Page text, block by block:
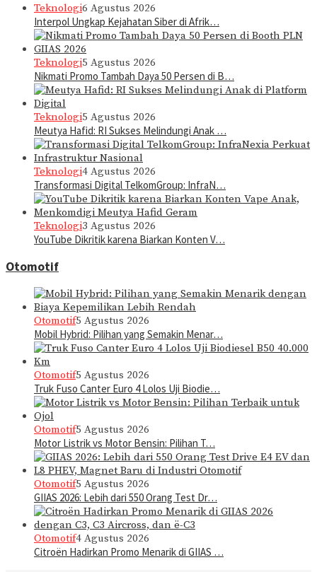
Teknologi6 Agustus 2026
Interpol Ungkap Kejahatan Siber di Afrik…
Teknologi5 Agustus 2026
Nikmati Promo Tambah Daya 50 Persen di B…
Teknologi5 Agustus 2026
Meutya Hafid: RI Sukses Melindungi Anak …
Teknologi4 Agustus 2026
Transformasi Digital TelkomGroup: InfraN…
Teknologi3 Agustus 2026
YouTube Dikritik karena Biarkan Konten V…
Otomotif
Otomotif5 Agustus 2026
Mobil Hybrid: Pilihan yang Semakin Menar…
Otomotif5 Agustus 2026
Truk Fuso Canter Euro 4 Lolos Uji Biodie…
Otomotif5 Agustus 2026
Motor Listrik vs Motor Bensin: Pilihan T…
Otomotif5 Agustus 2026
GIIAS 2026: Lebih dari 550 Orang Test Dr…
Otomotif4 Agustus 2026
Citroën Hadirkan Promo Menarik di GIIAS …